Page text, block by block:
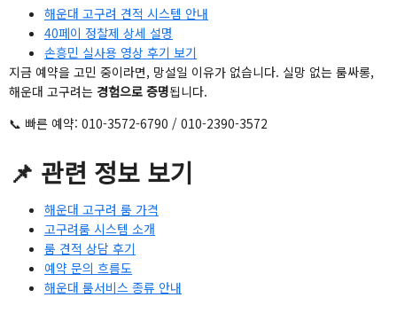
해운대 고구려 견적 시스템 안내
40페이 정찰제 상세 설명
손흥민 실사용 영상 후기 보기
지금 예약을 고민 중이라면, 망설일 이유가 없습니다. 실망 없는 룸싸롱,
해운대 고구려는 경험으로 증명됩니다.
📞 빠른 예약: 010-3572-6790 / 010-2390-3572
📌 관련 정보 보기
해운대 고구려 룸 가격
고구려룸 시스템 소개
룸 견적 상담 후기
예약 문의 흐름도
해운대 룸서비스 종류 안내